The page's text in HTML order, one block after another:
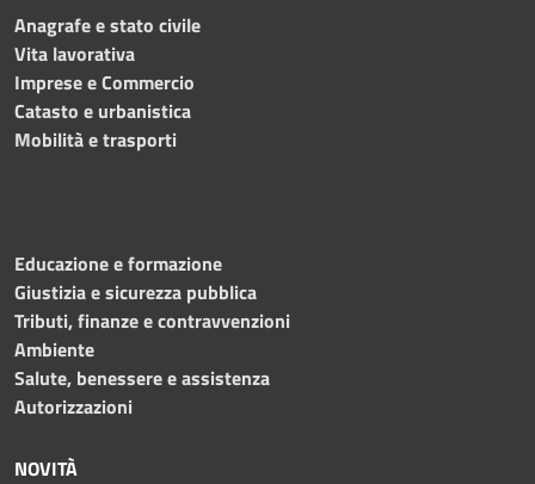
Anagrafe e stato civile
Vita lavorativa
Imprese e Commercio
Catasto e urbanistica
Mobilità e trasporti
Educazione e formazione
Giustizia e sicurezza pubblica
Tributi, finanze e contravvenzioni
Ambiente
Salute, benessere e assistenza
Autorizzazioni
NOVITÀ